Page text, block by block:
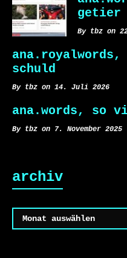
getier
By tbz on
schuld
By tbz on 14. Juli 2026
ana.words, so
By tbz on 7. November 2025
archiv
Archiv